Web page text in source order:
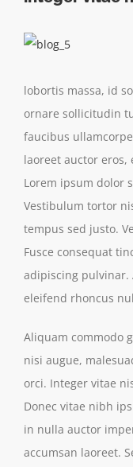
lobortis massa, id
ornare sollicitudin
faucibus
laoreet auctor eros,
Lorem ipsum dolor
Vestibulum tortor
tempus sed justo.
Fusce consequat
adipiscing pulvinar.
eleifend rhoncus
Aliquam commodo
nisi augue,
orci. Integer vitae
Donec vitae nibh
in nulla auctor
accumsan laoreet.